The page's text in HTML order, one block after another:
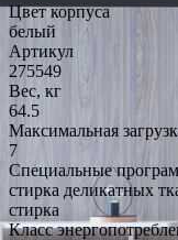
Цвет корпуса
белый
Артикул
275549
Вес, кг
64.5
Максимальная
7
Специальные
стирка деликатных
стирка
Класс